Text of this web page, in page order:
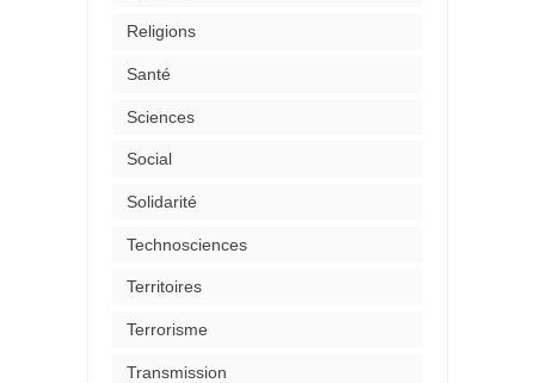
Religions
Santé
Sciences
Social
Solidarité
Technosciences
Territoires
Terrorisme
Transmission